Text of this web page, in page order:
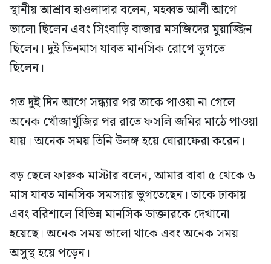
স্থানীয় আশ্রাব হাওলাদার বলেন, মহব্বত আলী আগে
ভালো ছিলেন এবং সিংবাড়ি বাজার মসজিদের মুয়াজ্জিন
ছিলেন। দুই তিনমাস যাবত মানসিক রোগে ভুগতে
ছিলেন।
গত দুই দিন আগে সন্ধ্যার পর তাকে পাওয়া না গেলে
অনেক খোঁজাখুঁজির পর রাতে ফসলি জমির মাঠে পাওয়া
যায়। অনেক সময় তিনি উলঙ্গ হয়ে ঘোরাফেরা করেন।
বড় ছেলে ফারুক মাস্টার বলেন, আমার বাবা ৫ থেকে ৬
মাস যাবত মানসিক সমস্যায় ভুগতেছেন। তাকে ঢাকায়
এবং বরিশালে বিভিন্ন মানসিক ডাক্তারকে দেখানো
হয়েছে। অনেক সময় ভালো থাকে এবং অনেক সময়
অসুস্থ হয়ে পড়েন।